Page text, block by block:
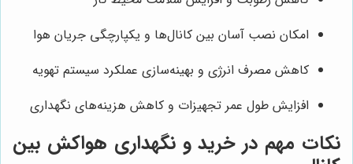
امکان نصب آسان بین کانال‌ها و یکپارچگی جریان هوا
کاهش مصرف انرژی و بهینه‌سازی عملکرد سیستم تهویه
افزایش طول عمر تجهیزات و کاهش هزینه‌های نگهداری
نکات مهم در خرید و نگهداری هواکش بین